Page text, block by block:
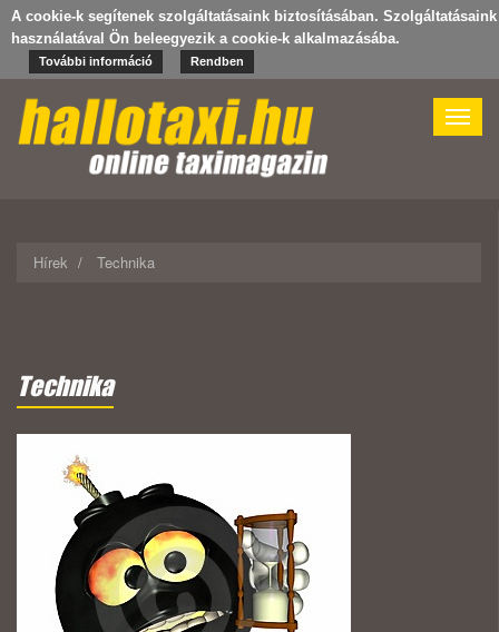
A cookie-k segítenek szolgáltatásaink biztosításában. Szolgáltatásaink
használatával Ön beleegyezik a cookie-k alkalmazásába.
További információ Rendben
Toggle
Hírek Technika
Technika